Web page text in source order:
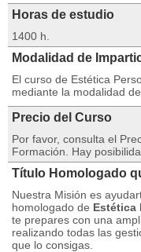
Horas de estudio
1400 h.
Modalidad de
El curso de Estética
mediante la modalidad
Precio del Curso
Por favor, consulta el
Formación. Hay
Título Homologado
Nuestra Misión es
homologado de Estética
te prepares con una
realizando todas las
que lo consigas.